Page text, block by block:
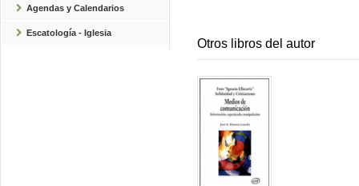
Agendas y Calendarios
Escatología - Iglesia
Otros libros del autor